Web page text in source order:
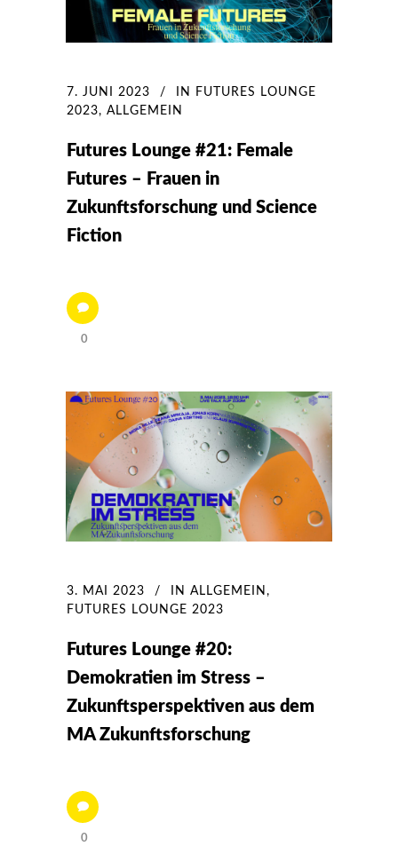
7. JUNI 2023 IN
FUTURES LOUNGE
2023, ALLGEMEIN
Futures Lounge #21: Female
Futures – Frauen in
Zukunftsforschung und Science
Fiction
0
3. MAI 2023 IN ALLGEMEIN ,
FUTURES LOUNGE 2023
Futures Lounge #20:
Demokratien im Stress –
Zukunftsperspektiven aus dem
MA Zukunftsforschung
0